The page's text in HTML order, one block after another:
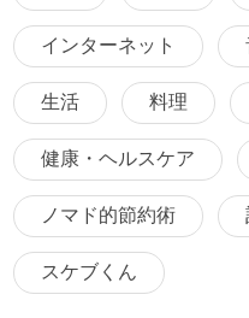
インターネット
生活 料理
健康・ヘルスケア
ノマド的節約術
スケブくん